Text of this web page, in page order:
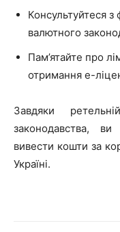
Консультуйтеся
валютного
Пам’ятайте про
отримання е-
Завдяки
законодавства,
вивести кошти за
Україні.